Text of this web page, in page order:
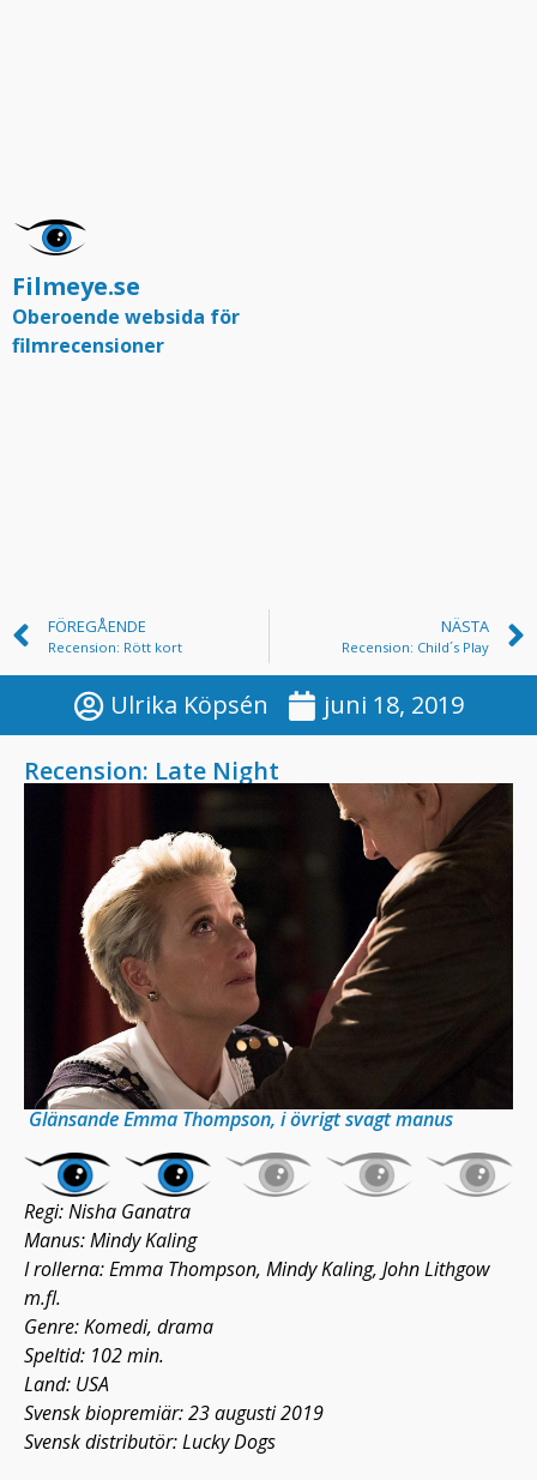
Filmeye.se
Oberoende websida för
filmrecensioner
FÖREGÅENDE
Recension: Rött kort
NÄSTA
Recension: Child´s Play
Ulrika Köpsén juni 18, 2019
Recension: Late Night
Glänsande Emma Thompson, i övrigt svagt manus
Regi: Nisha Ganatra
Manus: Mindy Kaling
I rollerna: Emma Thompson, Mindy Kaling, John Lithgow
m.fl.
Genre: Komedi, drama
Speltid: 102 min.
Land: USA
Svensk biopremiär: 23 augusti 2019
Svensk distributör: Lucky Dogs